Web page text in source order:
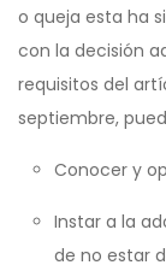
o queja esta ha
con la decisión
requisitos del
septiembre,
Conocer y
Instar a la
de no estar